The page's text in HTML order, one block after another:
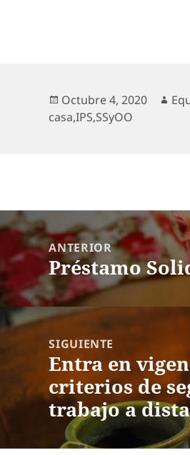
Publicado
el
Octubre 4, 2020
casa,IPS,SSyOO
Navegación
entradas
ANTERIOR
Entrada
anterior:
Préstamo
SIGUIENTE
Entrada
siguiente:
Entra en
criterios de
trabajo a